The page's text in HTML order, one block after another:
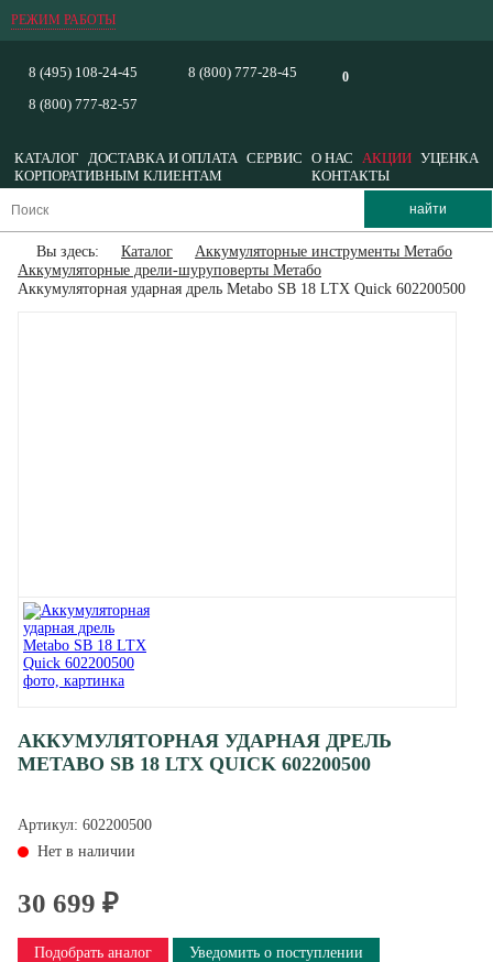
РЕЖИМ РАБОТЫ
0
8 (495) 108-24-45
8 (800) 777-82-57
8 (800) 777-28-45
КАТАЛОГ ДОСТАВКА И ОПЛАТА СЕРВИС О НАС АКЦИИ УЦЕНКА
КОРПОРАТИВНЫМ КЛИЕНТАМ
КОНТАКТЫ
Вы здесь: Каталог
Аккумуляторные инструменты Метабо
Аккумуляторные дрели-шуруповерты Метабо
Аккумуляторная ударная дрель Metabo SB 18 LTX Quick 602200500
АККУМУЛЯТОРНАЯ УДАРНАЯ ДРЕЛЬ
METABO SB 18 LTX QUICK 602200500
Артикул: 602200500
Нет в наличии
30 699 ₽
Подобрать аналог
Уведомить о поступлении